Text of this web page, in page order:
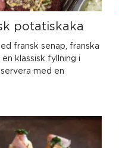
potatiskaka
fransk senap, franska
klassisk fyllning i
med en